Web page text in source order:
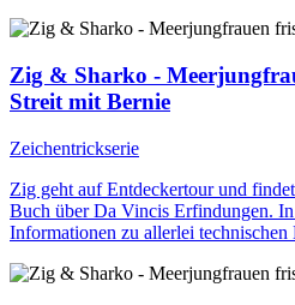
Zig & Sharko -
Streit mit Bernie
Zeichentrickserie
Zig geht auf Entdeckertour und
Buch über Da Vincis Erfindungen. In
Informationen zu allerlei